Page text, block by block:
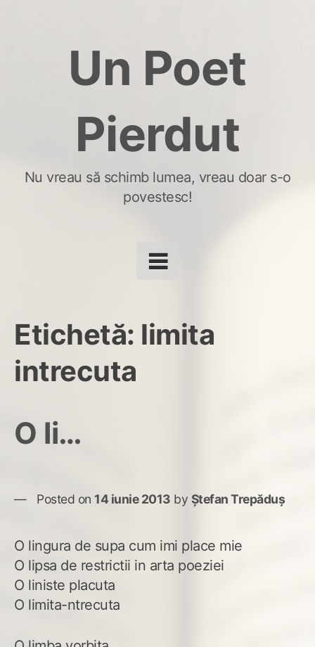
Un Poet
Pierdut
Nu vreau să schimb lumea, vreau doar s-o
povestesc!
Etichetă: limita
intrecuta
O li…
Posted on 14 iunie 2013 by Ștefan Trepăduș
O lingura de supa cum imi place mie
O lipsa de restrictii in arta poeziei
O liniste placuta
O limita-ntrecuta